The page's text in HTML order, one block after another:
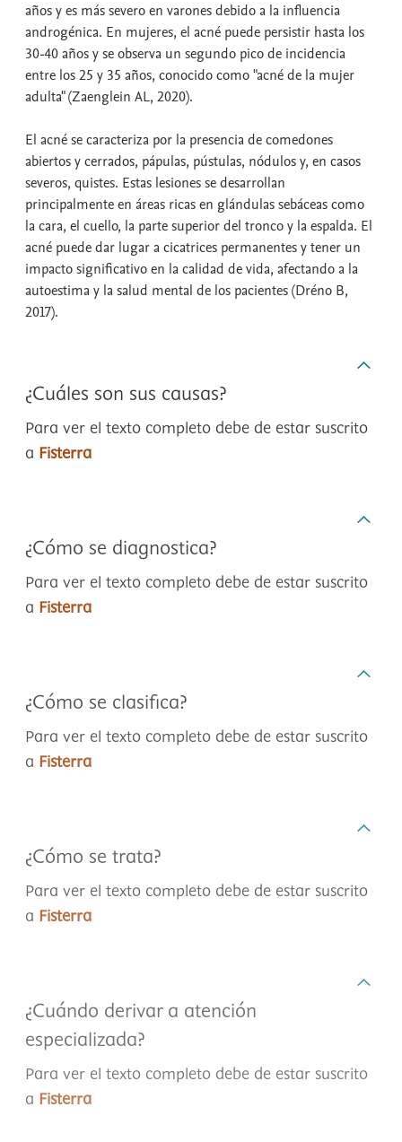
años y es más severo en varones debido a la influencia
androgénica. En mujeres, el acné puede persistir hasta los
30-40 años y se observa un segundo pico de incidencia
entre los 25 y 35 años, conocido como "acné de la mujer
adulta" (Zaenglein AL, 2020).
El acné se caracteriza por la presencia de comedones
abiertos y cerrados, pápulas, pústulas, nódulos y, en casos
severos, quistes. Estas lesiones se desarrollan
principalmente en áreas ricas en glándulas sebáceas como
la cara, el cuello, la parte superior del tronco y la espalda. El
acné puede dar lugar a cicatrices permanentes y tener un
impacto significativo en la calidad de vida, afectando a la
autoestima y la salud mental de los pacientes (Dréno B,
2017).
¿Cuáles son sus causas?
Para ver el texto completo debe de estar suscrito
a Fisterra
¿Cómo se diagnostica?
Para ver el texto completo debe de estar suscrito
a Fisterra
¿Cómo se clasifica?
Para ver el texto completo debe de estar suscrito
a Fisterra
¿Cómo se trata?
Para ver el texto completo debe de estar suscrito
a Fisterra
¿Cuándo derivar a atención
especializada?
Para ver el texto completo debe de estar suscrito
a Fisterra